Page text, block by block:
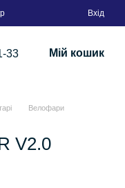
Вхід
33 Мій кошик
Велофари
V2.0